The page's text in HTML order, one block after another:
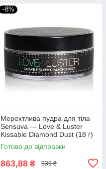
–8%
Мерехтлива пудра для тіла
Sensuva — Love & Luster
Kissable Diamond Dust (18 г)
їстівна, без цукру
Готово до відправки
863,88 ₴ 939 ₴